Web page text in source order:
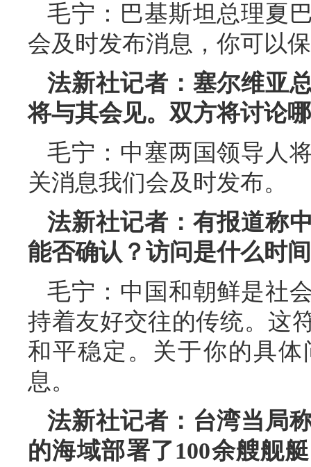
毛宁：巴基斯坦总理夏
会及时发布消息，你可以
法新社记者：塞尔维亚
将与其会见。双方将讨论
毛宁：中塞两国领导人
关消息我们会及时发布。
法新社记者：有报道称
能否确认？访问是什么时
毛宁：中国和朝鲜是社
持着友好交往的传统。这
和平稳定。关于你的具
息。
法新社记者：台湾当局
的海域部署了100余艘舰